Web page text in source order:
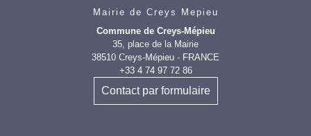
Mairie de Creys Mepieu
Commune de Creys-Mépieu
35, place de la Mairie
38510 Creys-Mépieu - FRANCE
+33 4 74 97 72 86
Contact par formulaire